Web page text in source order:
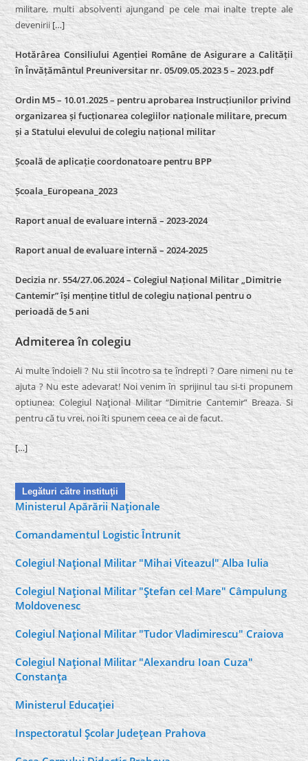
militare, multi absolventi ajungand pe cele mai inalte trepte ale
devenirii[…]
Hotărârea Consiliului Agenției Române de Asigurare a Calității
în Învățământul Preuniversitar nr. 05/09.05.2023 5 – 2023.pdf
Ordin M5 – 10.01.2025 – pentru aprobarea Instrucțiunilor privind
organizarea și fucționarea colegiilor naționale militare, precum
și a Statului elevului de colegiu național militar
Școală de aplicație coordonatoare pentru BPP
Școala_Europeana_2023
Raport anual de evaluare internă – 2023-2024
Raport anual de evaluare internă –2024-2025
Decizia nr. 554/27.06.2024 – Colegiul Național Militar „Dimitrie
Cantemir” își menține titlul de colegiu național pentru o
perioadă de 5 ani
Admiterea în colegiu
Ai multe îndoieli ? Nu stii încotro sa te îndrepti ? Oare nimeni nu te
ajuta ? Nu este adevarat! Noi venim în sprijinul tau si-ti propunem
optiunea: Colegiul Naţional Militar “Dimitrie Cantemir” Breaza. Si
pentru că tu vrei, noi îti spunem ceea ce ai de facut.
[…]
Legături către instituţii
Ministerul Apărării Naţionale
Comandamentul Logistic Întrunit
Colegiul Naţional Militar "Mihai Viteazul" Alba Iulia
Colegiul Naţional Militar "Ştefan cel Mare" Câmpulung
Moldovenesc
Colegiul Naţional Militar "Tudor Vladimirescu" Craiova
Colegiul Naţional Militar "Alexandru Ioan Cuza"
Constanţa
Ministerul Educaţiei
Inspectoratul Şcolar Judeţean Prahova